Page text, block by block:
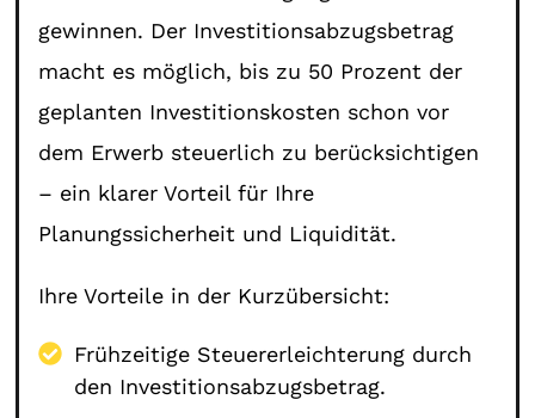
gewinnen. Der Investitionsabzugsbetrag
macht es möglich, bis zu 50 Prozent der
geplanten Investitionskosten schon vor
dem Erwerb steuerlich zu berücksichtigen
– ein klarer Vorteil für Ihre
Planungssicherheit und Liquidität.
Ihre Vorteile in der Kurzübersicht:
Frühzeitige Steuererleichterung durch
den Investitionsabzugsbetrag.